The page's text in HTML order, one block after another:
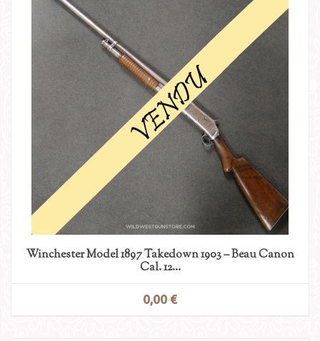
Winchester Model 1897 Takedown 1903 – Beau Canon
Cal. 12...
0,00 €